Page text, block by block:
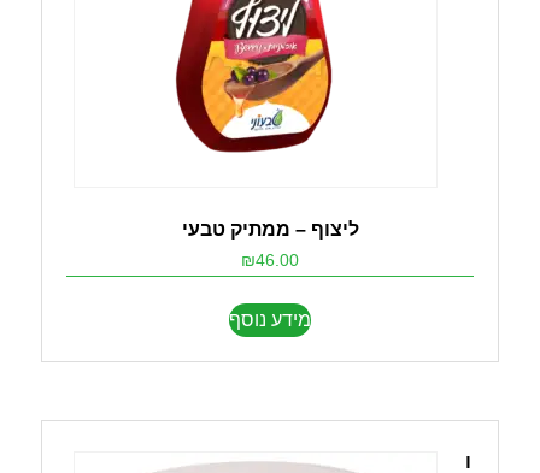
ליצוף – ממתיק טבעי
₪46.00
מידע נוסף
ו